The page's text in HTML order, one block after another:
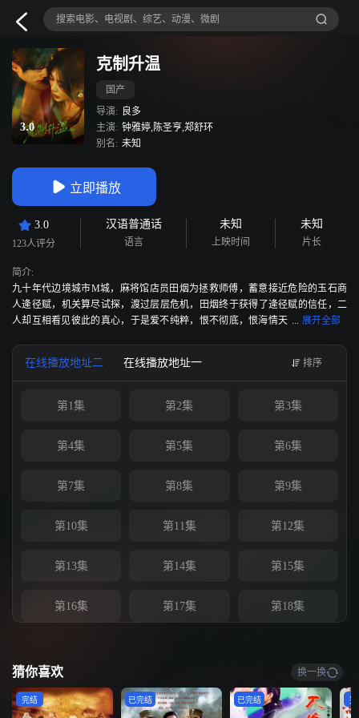
3.0
克制升温
国产
导演: 良多
主演: 钟雅婷,陈圣亨,郑舒环
别名: 未知
立即播放
3.0
123人评分
汉语普通话
语言
未知
上映时间
未知
片长
简介:
九十年代边境城市M城，麻将馆店员田烟为拯救师傅，蓄意接近危险的玉石商
人逄径赋，机关算尽试探，渡过层层危机，田烟终于获得了逄径赋的信任，二
人却互相看见彼此的真心，于是爱不纯粹，恨不彻底，恨海情天
在线播放地址二 在线播放地址一 排序
第1集 第2集 第3集
第4集 第5集 第6集
第7集 第8集 第9集
第10集 第11集 第12集
第13集 第14集 第15集
第16集 第17集 第18集
第22集 第23集 第24集
猜你喜欢 换一换
完结 已完结 已完结 完